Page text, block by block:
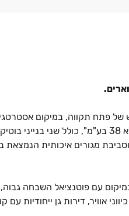
השקט והמבוקש של פתח תקווה,
התחדשות עירונית מודרנית. הפרויקט, ביוזמת
מגורים איכותית
עם פוטנציאל השבחה
חדרים מרווחות עם שלושה כיווני אוויר,